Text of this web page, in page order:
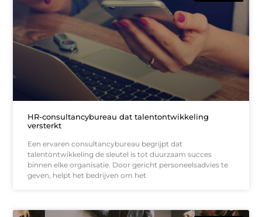
HR-consultancybureau dat talentontwikkeling
versterkt
Een ervaren consultancybureau begrijpt dat
talentontwikkeling de sleutel is tot duurzaam succes
binnen elke organisatie. Door gericht personeelsadvies te
geven, helpt het bedrijven om het